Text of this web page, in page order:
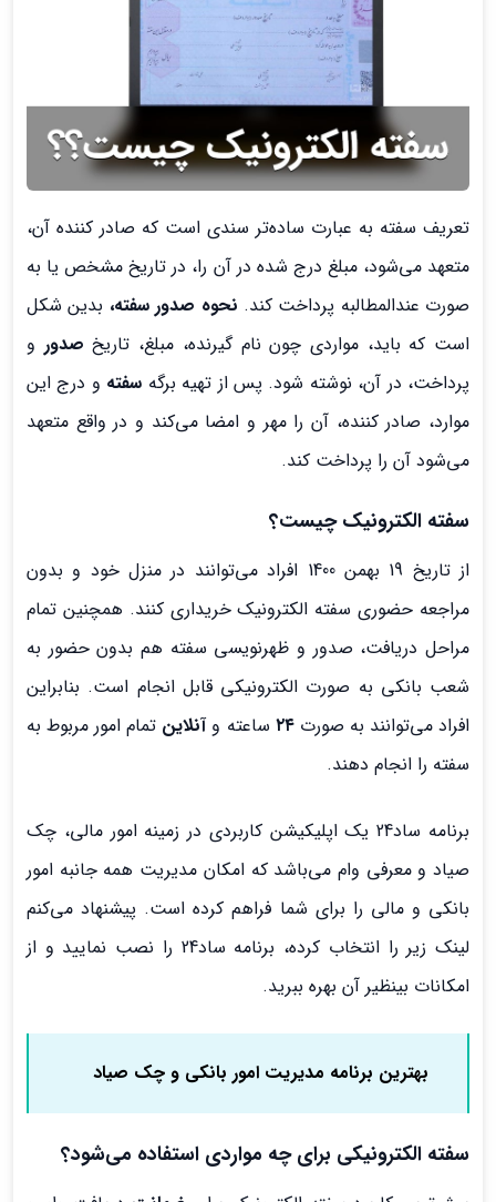
تعریف سفته به عبارت ساده‌تر سندی است که صادر کننده آن،
متعهد می‌شود، مبلغ درج شده در آن را، در تاریخ مشخص یا به
صورت عندالمطالبه پرداخت کند. نحوه صدور سفته، بدین شکل
است که باید، مواردی چون نام گیرنده، مبلغ، تاریخ صدور و
پرداخت، در آن، نوشته شود. پس از تهیه برگه سفته و درج این
موارد، صادر کننده، آن را مهر و امضا می‌کند و در واقع متعهد
می‌شود آن را پرداخت کند.
سفته الکترونیک چیست؟
از تاریخ 19 بهمن 1400 افراد می‌توانند در منزل خود و بدون
مراجعه حضوری سفته الکترونیک خریداری کنند. همچنین تمام
مراحل دریافت، صدور و ظهرنویسی سفته هم بدون حضور به
شعب بانکی به صورت الکترونیکی قابل انجام است. بنابراین
افراد می‌توانند به صورت۲۴ ساعته وآنلاین تمام امور مربوط به
سفته را انجام دهند.
برنامه ساد24 یک اپلیکیشن کاربردی در زمینه امور مالی، چک
صیاد و معرفی وام می‌باشد که امکان مدیریت همه جانبه امور
بانکی و مالی را برای شما فراهم کرده است. پیشنهاد می‌کنم
لینک زیر را انتخاب کرده، برنامه ساد24 را نصب نمایید و از
امکانات بینظیر آن بهره ببرید.
بهترین برنامه مدیریت امور بانکی و چک صیاد
سفته الکترونیکی برای چه مواردی استفاده می‌شود؟